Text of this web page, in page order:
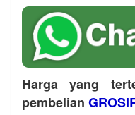
Harga yang
pembelian